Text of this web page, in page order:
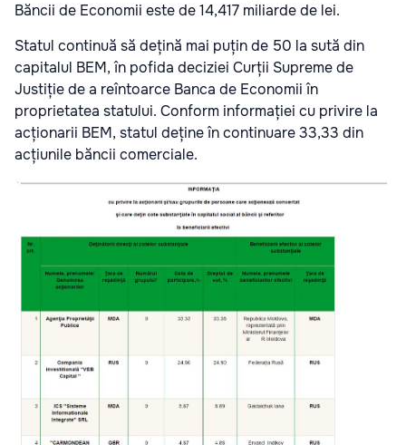
Băncii de Economii este de 14,417 miliarde de lei.
Statul continuă să dețină mai puțin de 50 la sută din
capitalul BEM, în pofida deciziei Curții Supreme de
Justiție de a reîntoarce Banca de Economii în
proprietatea statului. Conform informației cu privire la
acționarii BEM, statul deține în continuare 33,33 din
acțiunile băncii comerciale.